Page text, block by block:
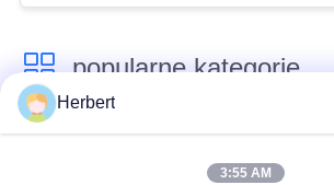
popularne kategorie
Maszyna do
Herbert
3:55 AM